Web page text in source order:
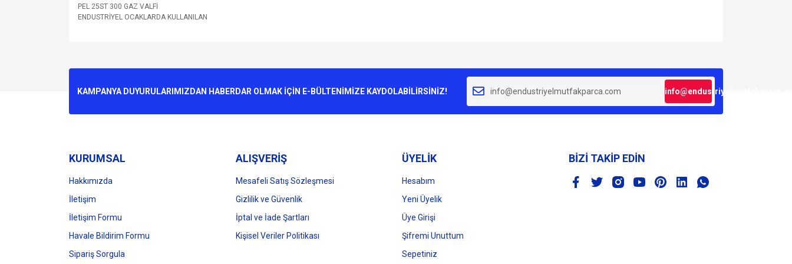
PEL 25ST 300 GAZ VALFİ
ENDUSTRİYEL OCAKLARDA KULLANILAN
Ürün resmi kalitesiz, bozuk veya görüntülenemiyor.
Bu ürüne benzer farklı alternatifler olmalı.
Gönder
KAMPANYA DUYURULARIMIZDAN HABERDAR OLMAK İÇİN E-BÜLTENİMİZE KAYDOLABİLİRSİNİZ!
KURUMSAL
Hakkımızda
İletişim
İletişim Formu
Havale Bildirim Formu
Sipariş Sorgula
ALIŞVERİŞ
Mesafeli Satış Sözleşmesi
Gizlilik ve Güvenlik
İptal ve İade Şartları
Kişisel Veriler Politikası
ÜYELİK
Hesabım
Yeni Üyelik
Üye Girişi
Şifremi Unuttum
Sepetiniz
BİZİ TAKİP EDİN